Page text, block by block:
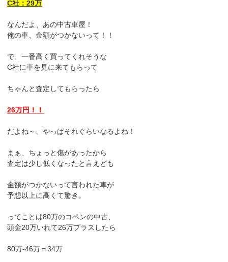
C社：29万
なんだよ、あの中古車屋！
俺の車、金額がつかないって！！
で、一番高く買ってくれそうな
C社に車を見に来てもらって
ちゃんと査定してもらったら
26万円！！
だよね～、やっぱそれぐらいなるよね！
まぁ、ちょっと傷があったから
査定は少し低くなったと言えども
金額がつかないって言われた車が
予想以上に高くて驚き。
ってことは80万のコペンの中古、
頭金20万いれて26万プラスしたら
80万-46万＝34万